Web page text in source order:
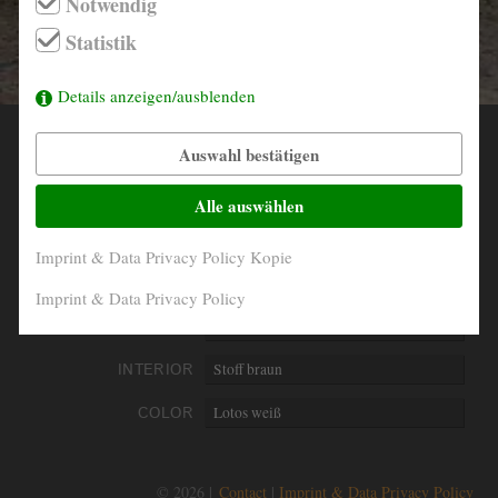
YEAR 1967
105.204 Km original
INTERIOR Stoff braun
COLOR Lotos weiß
© 2026 | Contact Imprint & Data Privacy Policy
Statistik
Details anzeigen/ausblenden
Auswahl bestätigen
Alle auswählen
Imprint & Data Privacy Policy Kopie
Imprint & Data Privacy Policy